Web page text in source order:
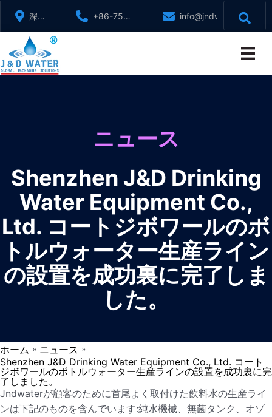
ツ
深セ
ン、
広東
省、
+86-755-
88321071
info@jndwater.com
ニュース
Shenzhen J&D Drinking
Water Equipment Co.,
Ltd. コートジボワールのボ
トルウォーター生産ライン
の設置を成功裏に完了しま
した。
ホーム » ニュース »
Shenzhen J&D Drinking Water Equipment Co., Ltd. コート
ジボワールのボトルウォーター生産ラインの設置を成功裏に完
了しました。
Jndwaterが顧客のために首尾よく取付けた飲料水の生産ライ
ンは下記のものを含んでいます:純水機械、無菌タンク、オゾ